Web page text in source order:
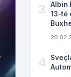
3
Albin
13-të
4